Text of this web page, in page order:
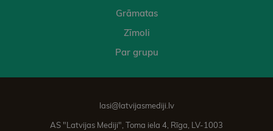
Grāmatas
Zīmoli
Par grupu
lasi@latvijasmediji.lv
AS "Latvijas Mediji", Toma iela 4, Rīga, LV-1003